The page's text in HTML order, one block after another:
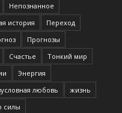
Непознанное
история
Переход
Прогнозы
Счастье
Тонкий мир
Энергия
любовь
жизнь
силы